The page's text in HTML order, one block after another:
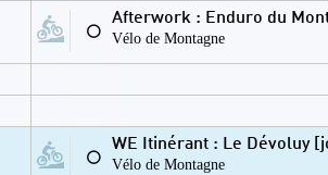
⚪
Afterwork : Enduro du
Vélo de Montagne
⚪
WE Itinérant : Le Dévoluy
Vélo de Montagne